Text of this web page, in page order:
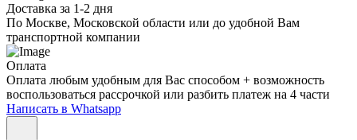
Доставка за 1-2 дня
По Москве, Московской области или до удобной Вам
транспортной компании
Оплата
Оплата любым удобным для Вас способом + возможность
воспользоваться рассрочкой или разбить платеж на 4 части
Написать в Whatsapp